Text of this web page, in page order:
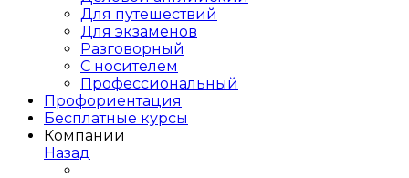
Для путешествий
Для экзаменов
Разговорный
С носителем
Профессиональный
Профориентация
Бесплатные курсы
Компании
Назад